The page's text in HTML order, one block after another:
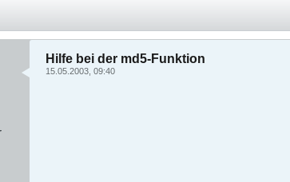
Hilfe bei der md5-Funktion
15.05.2003, 09:40